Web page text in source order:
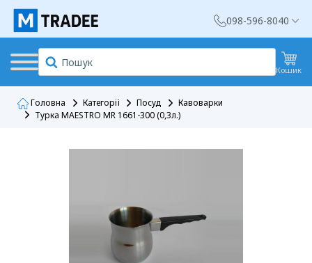
098-596-8040
Кошик
Головна Категорії Посуд
Кавоварки
Турка MAESTRO MR 1661-300 (0,3л.)